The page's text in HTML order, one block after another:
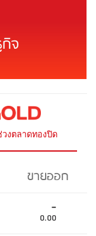
จ
วงตลาดทองปิด
ขายออก
-
0.00